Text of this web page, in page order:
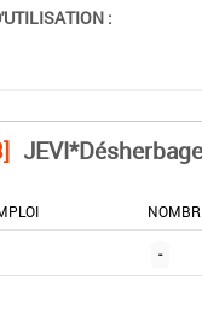
:
-